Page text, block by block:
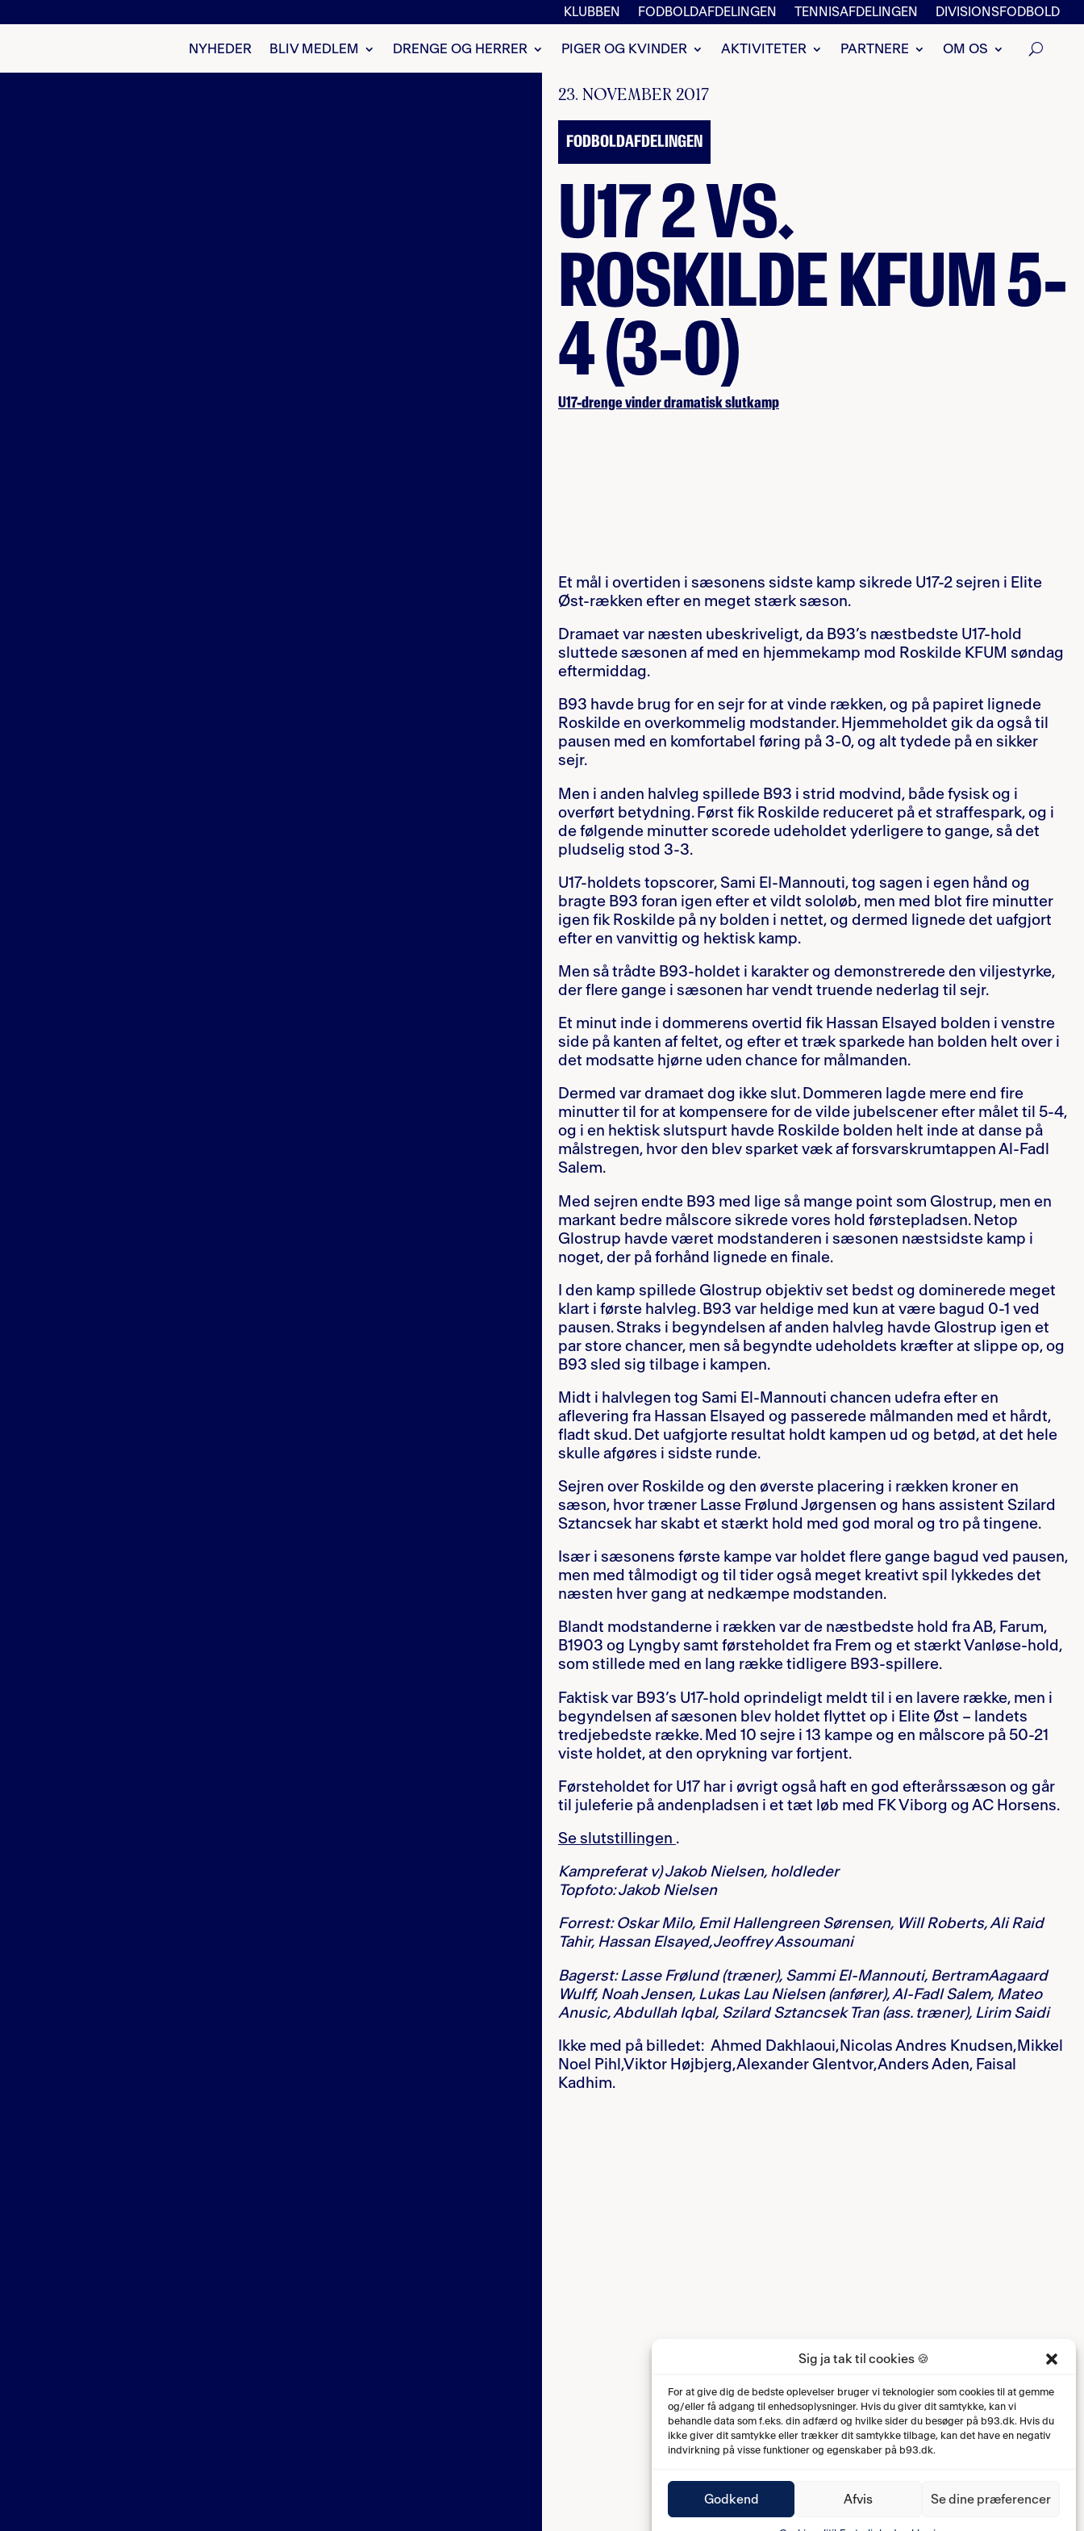
Sig ja tak til cookies 🍪
For at give dig de bedste oplevelser bruger vi teknologier som cookies til at gemme
og/eller få adgang til enhedsoplysninger. Hvis du giver dit samtykke, kan vi
behandle data som f.eks. din adfærd og hvilke sider du besøger på b93.dk. Hvis du
ikke giver dit samtykke eller trækker dit samtykke tilbage, kan det have en negativ
indvirkning på visse funktioner og egenskaber på b93.dk.
Godkend Afvis Se dine præferencer
KLUBBEN FODBOLDAFDELINGEN TENNISAFDELINGEN DIVISIONSFODBOLD
NYHEDER BLIV MEDLEM DRENGE OG HERRER PIGER OG KVINDER AKTIVITETER PARTNERE OM OS
23. NOVEMBER 2017
FODBOLDAFDELINGEN
U17 2 VS.
ROSKILDE KFUM 5-
4 (3-0)
U17-drenge vinder dramatisk slutkamp
Et mål i overtiden i sæsonens sidste kamp sikrede U17-2 sejren i Elite
Øst-rækken efter en meget stærk sæson.
Dramaet var næsten ubeskriveligt, da B93’s næstbedste U17-hold
sluttede sæsonen af med en hjemmekamp mod Roskilde KFUM søndag
eftermiddag.
B93 havde brug for en sejr for at vinde rækken, og på papiret lignede
Roskilde en overkommelig modstander. Hjemmeholdet gik da også til
pausen med en komfortabel føring på 3-0, og alt tydede på en sikker
sejr.
Men i anden halvleg spillede B93 i strid modvind, både fysisk og i
overført betydning. Først fik Roskilde reduceret på et straffespark, og i
de følgende minutter scorede udeholdet yderligere to gange, så det
pludselig stod 3-3.
U17-holdets topscorer, Sami El-Mannouti, tog sagen i egen hånd og
bragte B93 foran igen efter et vildt sololøb, men med blot fire minutter
igen fik Roskilde på ny bolden i nettet, og dermed lignede det uafgjort
efter en vanvittig og hektisk kamp.
Men så trådte B93-holdet i karakter og demonstrerede den viljestyrke,
der flere gange i sæsonen har vendt truende nederlag til sejr.
Et minut inde i dommerens overtid fik Hassan Elsayed bolden i venstre
side på kanten af feltet, og efter et træk sparkede han bolden helt over i
det modsatte hjørne uden chance for målmanden.
Dermed var dramaet dog ikke slut. Dommeren lagde mere end fire
minutter til for at kompensere for de vilde jubelscener efter målet til 5-4,
og i en hektisk slutspurt havde Roskilde bolden helt inde at danse på
målstregen, hvor den blev sparket væk af forsvarskrumtappen Al-Fadl
Salem.
Med sejren endte B93 med lige så mange point som Glostrup, men en
markant bedre målscore sikrede vores hold førstepladsen. Netop
Glostrup havde været modstanderen i sæsonen næstsidste kamp i
noget, der på forhånd lignede en finale.
I den kamp spillede Glostrup objektiv set bedst og dominerede meget
klart i første halvleg. B93 var heldige med kun at være bagud 0-1 ved
pausen. Straks i begyndelsen af anden halvleg havde Glostrup igen et
par store chancer, men så begyndte udeholdets kræfter at slippe op, og
B93 sled sig tilbage i kampen.
Midt i halvlegen tog Sami El-Mannouti chancen udefra efter en
aflevering fra Hassan Elsayed og passerede målmanden med et hårdt,
fladt skud. Det uafgjorte resultat holdt kampen ud og betød, at det hele
skulle afgøres i sidste runde.
Sejren over Roskilde og den øverste placering i rækken kroner en
sæson, hvor træner Lasse Frølund Jørgensen og hans assistent Szilard
Sztancsek har skabt et stærkt hold med god moral og tro på tingene.
Især i sæsonens første kampe var holdet flere gange bagud ved pausen,
men med tålmodigt og til tider også meget kreativt spil lykkedes det
næsten hver gang at nedkæmpe modstanden.
Blandt modstanderne i rækken var de næstbedste hold fra AB, Farum,
B1903 og Lyngby samt førsteholdet fra Frem og et stærkt Vanløse-hold,
som stillede med en lang række tidligere B93-spillere.
Faktisk var B93’s U17-hold oprindeligt meldt til i en lavere række, men i
begyndelsen af sæsonen blev holdet flyttet op i Elite Øst – landets
tredjebedste række. Med 10 sejre i 13 kampe og en målscore på 50-21
viste holdet, at den oprykning var fortjent.
Førsteholdet for U17 har i øvrigt også haft en god efterårssæson og går
til juleferie på andenpladsen i et tæt løb med FK Viborg og AC Horsens.
Se slutstillingen .
Kampreferat v) Jakob Nielsen, holdleder
Topfoto: Jakob Nielsen
Forrest: Oskar Milo, Emil Hallengreen Sørensen, Will Roberts, Ali Raid
Tahir, Hassan Elsayed,Jeoffrey Assoumani
Bagerst: Lasse Frølund (træner), Sammi El-Mannouti, BertramAagaard
Wulff, Noah Jensen, Lukas Lau Nielsen (anfører), Al-Fadl Salem, Mateo
Anusic, Abdullah Iqbal, Szilard Sztancsek Tran (ass. træner), Lirim Saidi
Ikke med på billedet: Ahmed Dakhlaoui,Nicolas Andres Knudsen,Mikkel
Noel Pihl,Viktor Højbjerg,Alexander Glentvor,Anders Aden, Faisal
Kadhim.